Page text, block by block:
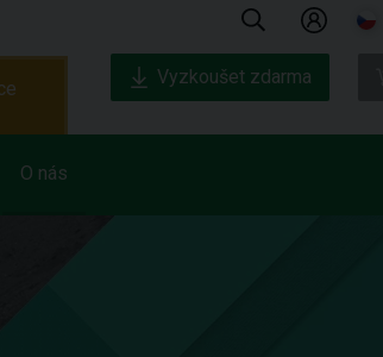
O nás
Vyzkoušet zdarma